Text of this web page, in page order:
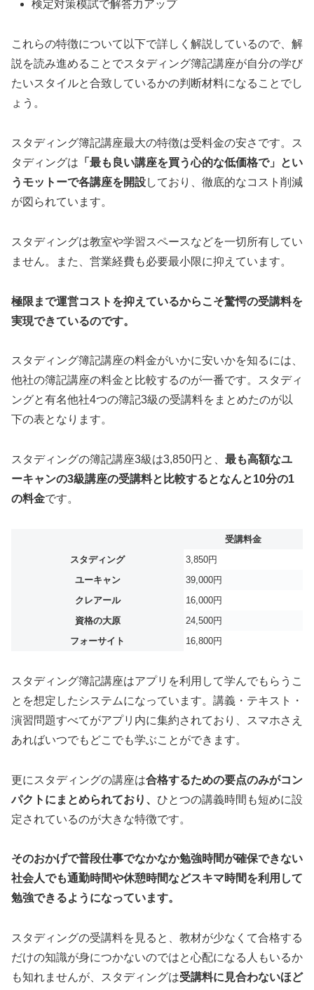
検定対策模試で解答力アップ
これらの特徴について以下で詳しく解説しているので、解
説を読み進めることでスタディング簿記講座が自分の学び
たいスタイルと合致しているかの判断材料になることでし
ょう。
スタディング簿記講座最大の特徴は受料金の安さです。ス
タディングは 「最も良い講座を買う心的な低価格で」とい
うモットーで各講座を開設しており、徹底的なコスト削減
が図られています。
スタディングは教室や学習スペースなどを一切所有してい
ません。また、営業経費も必要最小限に抑えています。
極限まで運営コストを抑えているからこそ驚愕の受講料を
実現できているのです。
スタディング簿記講座の料金がいかに安いかを知るには、
他社の簿記講座の料金と比較するのが一番です。スタディ
ングと有名他社4つの簿記3級の受講料をまとめたのが以
下の表となります。
スタディングの簿記講座3級は3,850円と、 最も高額なユ
ーキャンの3級講座の受講料と比較するとなんと10分の1
の料金です。
受講料金
スタディング
3,850円
ユーキャン
39,000円
クレアール
16,000円
資格の大原
24,500円
フォーサイト
16,800円
スタディング簿記講座はアプリを利用して学んでもらうこ
とを想定したシステムになっています。講義・テキスト・
演習問題すべてがアプリ内に集約されており、スマホさえ
あればいつでもどこでも学ぶことができます。
更にスタディングの講座は合格するための要点のみがコン
パクトにまとめられており、 ひとつの講義時間も短めに設
定されているのが大きな特徴です。
そのおかげで普段仕事でなかなか勉強時間が確保できない
社会人でも通勤時間や休憩時間などスキマ時間を利用して
勉強できるようになっています。
スタディングの受講料を見ると、教材が少なくて合格する
だけの知識が身につかないのではと心配になる人もいるか
も知れませんが、スタディングは受講料に見合わないほど